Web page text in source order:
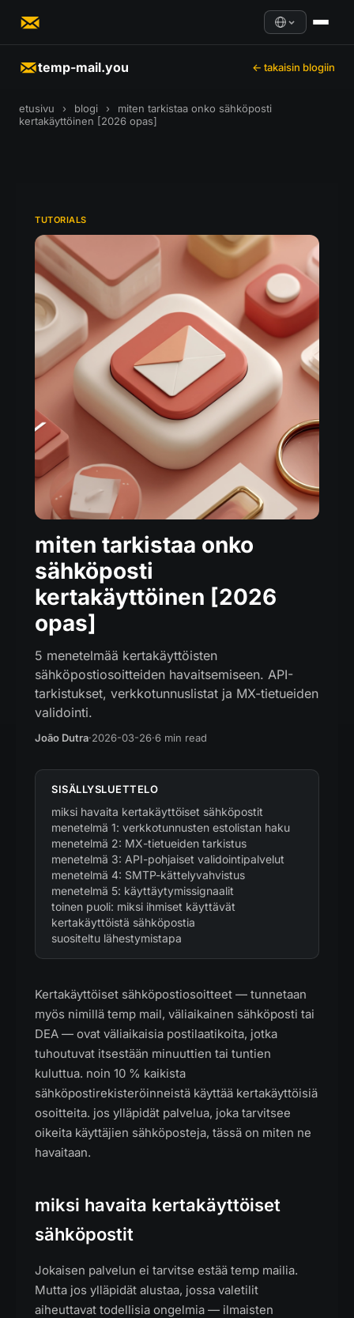
temp-mail.you ← takaisin blogiin
etusivu › blogi ›
miten tarkistaa onko sähköposti
kertakäyttöinen [2026 opas]
TUTORIALS
miten tarkistaa onko
sähköposti
kertakäyttöinen [2026
opas]
5 menetelmää kertakäyttöisten
sähköpostiosoitteiden havaitsemiseen. API-
tarkistukset, verkkotunnuslistat ja MX-tietueiden
validointi.
João Dutra·2026-03-26·6 min read
SISÄLLYSLUETTELO
miksi havaita kertakäyttöiset sähköpostit
menetelmä 1: verkkotunnusten estolistan haku
menetelmä 2: MX-tietueiden tarkistus
menetelmä 3: API-pohjaiset validointipalvelut
menetelmä 4: SMTP-kättelyvahvistus
menetelmä 5: käyttäytymissignaalit
toinen puoli: miksi ihmiset käyttävät
kertakäyttöistä sähköpostia
suositeltu lähestymistapa
Kertakäyttöiset sähköpostiosoitteet — tunnetaan
myös nimillä temp mail, väliaikainen sähköposti tai
DEA — ovat väliaikaisia postilaatikoita, jotka
tuhoutuvat itsestään minuuttien tai tuntien
kuluttua. noin 10 % kaikista
sähköpostirekisteröinneistä käyttää kertakäyttöisiä
osoitteita. jos ylläpidät palvelua, joka tarvitsee
oikeita käyttäjien sähköposteja, tässä on miten ne
havaitaan.
miksi havaita kertakäyttöiset
sähköpostit
Jokaisen palvelun ei tarvitse estää temp mailia.
Mutta jos ylläpidät alustaa, jossa valetilit
aiheuttavat todellisia ongelmia — ilmaisten